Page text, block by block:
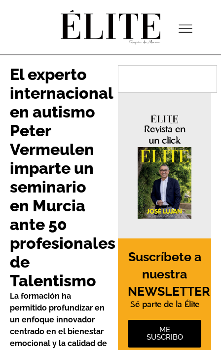
El experto
internacional
en autismo
Peter
Vermeulen
imparte un
seminario
en Murcia
ante 50
profesionales
de
Talentismo
La formación ha
permitido profundizar en
un enfoque innovador
centrado en el bienestar
emocional y la calidad de
Revista en
un click
Suscríbete a
nuestra
NEWSLETTER
Sé parte de la Élite
ME
SUSCRIBO